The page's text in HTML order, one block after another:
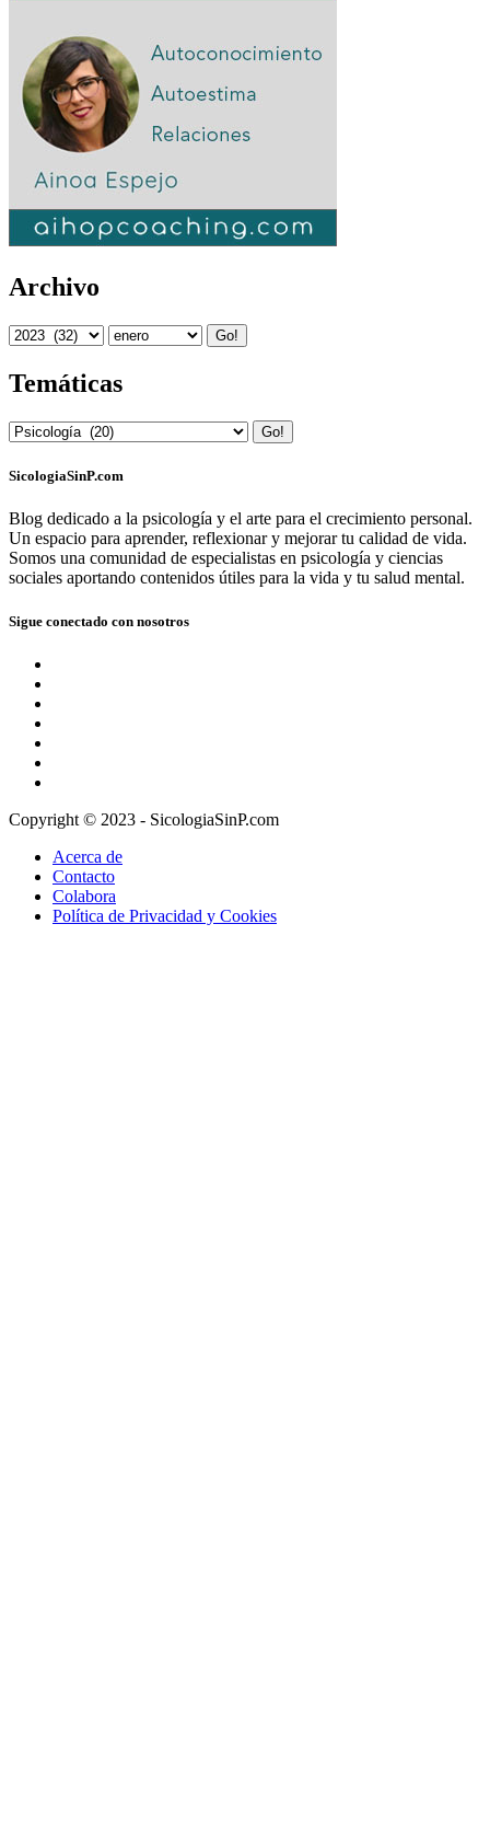
Archivo
Go!
Temáticas
Go!
SicologiaSinP.com
Blog dedicado a la psicología y el arte para el crecimiento personal.
Un espacio para aprender, reflexionar y mejorar tu calidad de vida.
Somos una comunidad de especialistas en psicología y ciencias
sociales aportando contenidos útiles para la vida y tu salud mental.
Sigue conectado con nosotros
Copyright © 2023 - SicologiaSinP.com
Acerca de
Contacto
Colabora
Política de Privacidad y Cookies